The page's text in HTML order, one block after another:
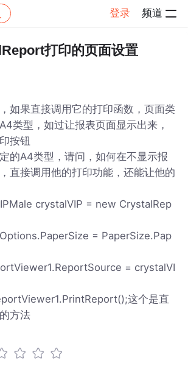
登录 频道
帖子详情
打印的页面设置
如果直接调用它的打印函数，页面类
类型，如过让报表页面显示出来，
按钮
的A4类型，请问，如何在不显示报
直接调用他的打印功能，还能让他的
crystalVIP = new CrystalRep
= PaperSize.Pap
= crystalVI
这个是直
方法